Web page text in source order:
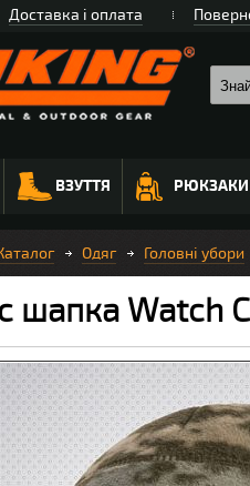
Доставка і оплата
ВЗУТТЯ РЮКЗАКИ
Одяг Головні убори
шапка Watch